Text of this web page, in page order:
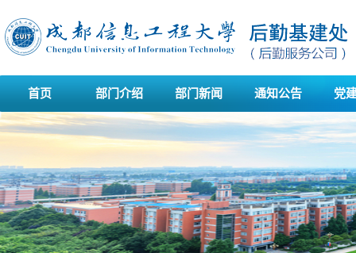
首页 部门介绍 部门新闻 通知公告 党